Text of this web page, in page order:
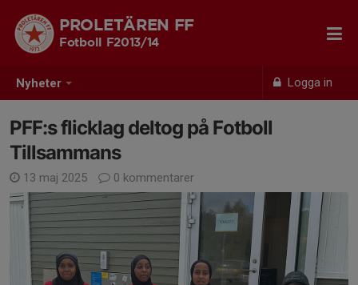
Nyheter Logga in
PROLETÄREN FF
Fotboll F2013/14
PFF:s flicklag deltog på Fotboll
Tillsammans
13 maj 2025 0 kommentarer